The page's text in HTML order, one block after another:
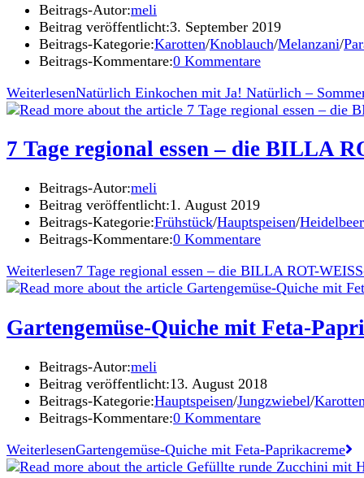
Beitrags-Autor:meli
Beitrag veröffentlicht:3. September 2019
Beitrags-Kategorie:Karotten/Knoblauch/Melanzani/
Beitrags-Kommentare:0 Kommentare
WeiterlesenNatürlich Einkochen mit Ja! Natürlich –
7 Tage regional essen – die BILLA
Beitrags-Autor:meli
Beitrag veröffentlicht:1. August 2019
Beitrags-Kategorie:Frühstück/Hauptspeisen/
Beitrags-Kommentare:0 Kommentare
Weiterlesen7 Tage regional essen – die BILLA ROT-
Gartengemüse-Quiche mit Feta-
Beitrags-Autor:meli
Beitrag veröffentlicht:13. August 2018
Beitrags-Kategorie:Hauptspeisen/Jungzwiebel/
Beitrags-Kommentare:0 Kommentare
WeiterlesenGartengemüse-Quiche mit Feta-Paprikacreme